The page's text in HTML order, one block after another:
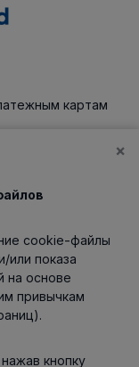
картам
×
cookie-файлы
или показа
на основе
привычкам
кнопку